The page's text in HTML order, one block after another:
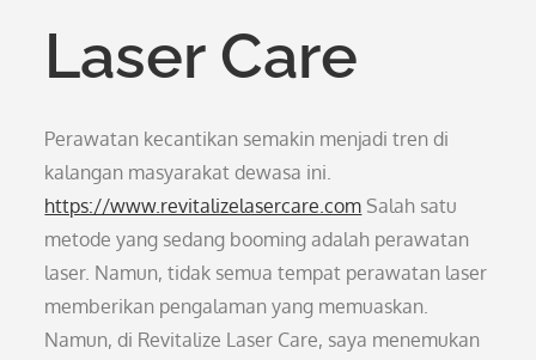
Laser Care
Perawatan kecantikan semakin menjadi tren di
kalangan masyarakat dewasa ini.
https://www.revitalizelasercare.com Salah satu
metode yang sedang booming adalah perawatan
laser. Namun, tidak semua tempat perawatan laser
memberikan pengalaman yang memuaskan.
Namun, di Revitalize Laser Care, saya menemukan